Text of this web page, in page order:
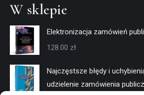
W sklepie
Elektronizacja zamówień
128.00 zł
Najczęstsze błędy i
udzielenie zamówienia